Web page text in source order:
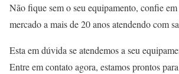
Não fique sem o seu equipamento, confie
mercado a mais de 20 anos atendendo com
Esta em dúvida se atendemos a seu
Entre em contato agora, estamos prontos